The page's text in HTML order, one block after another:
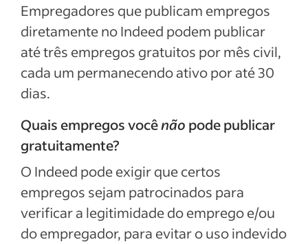
Empregadores que publicam empregos
diretamente no Indeed podem publicar
até três empregos gratuitos por mês civil,
cada um permanecendo ativo por até 30
dias.
Quais empregos vocênão pode publicar
gratuitamente?
O Indeed pode exigir que certos
empregos sejam patrocinados para
verificar a legitimidade do emprego e/ou
do empregador, para evitar o uso indevido